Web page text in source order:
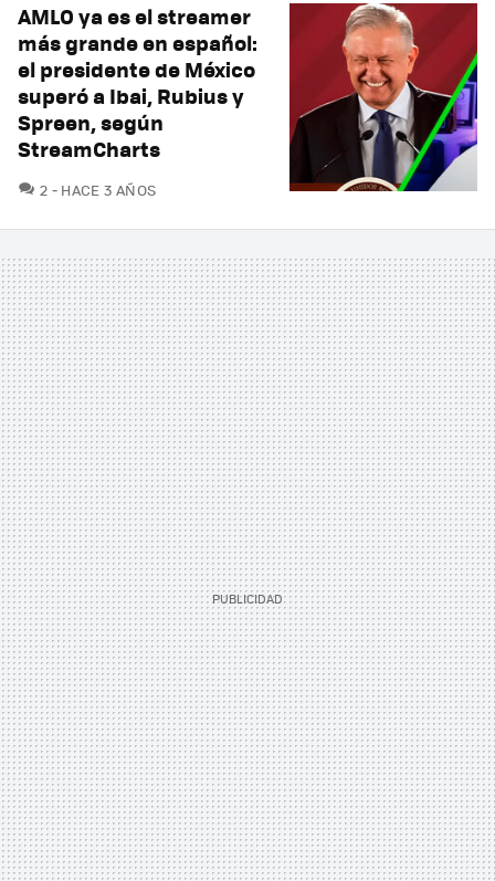
AMLO ya es el streamer
más grande en español:
el presidente de México
superó a Ibai, Rubius y
Spreen, según
StreamCharts
2 COMENTARIOS
HACE 3 AÑOS